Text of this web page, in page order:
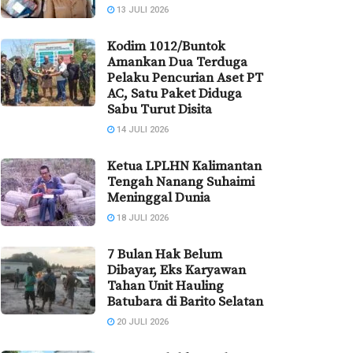
13 JULI 2026
Kodim 1012/Buntok
Amankan Dua Terduga
Pelaku Pencurian Aset PT
AC, Satu Paket Diduga
Sabu Turut Disita
14 JULI 2026
Ketua LPLHN Kalimantan
Tengah Nanang Suhaimi
Meninggal Dunia
18 JULI 2026
7 Bulan Hak Belum
Dibayar, Eks Karyawan
Tahan Unit Hauling
Batubara di Barito Selatan
20 JULI 2026